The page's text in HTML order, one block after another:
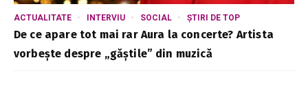
ACTUALITATE INTERVIU SOCIAL ȘTIRI DE TOP
De ce apare tot mai rar Aura la concerte? Artista
vorbește despre „găștile” din muzică